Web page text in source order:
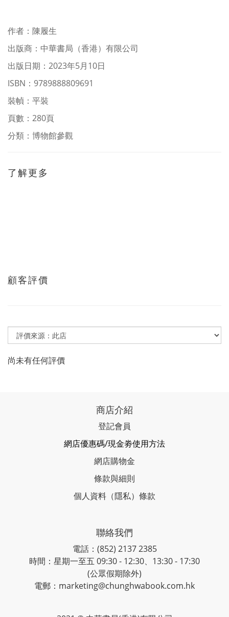
作者 ： 陳履生
出版商：中華書局（香港）有限公司
出版日期：2023年5月10日
ISBN ：9789888809691
裝幀：平裝
頁數：280頁
分類：博物館參觀
了解更多
顧客評價
尚未有任何評價
商店介紹
登記會員
網店優惠碼/現金劵使用方法
網店購物金
條款與細則
個人資料（隱私）條款
聯絡我們
電話：(852) 2137 2385
時間：星期一至五 09:30 - 12:30、13:30 - 17:30
(公眾假期除外)
電郵：marketing@chunghwabook.com.hk